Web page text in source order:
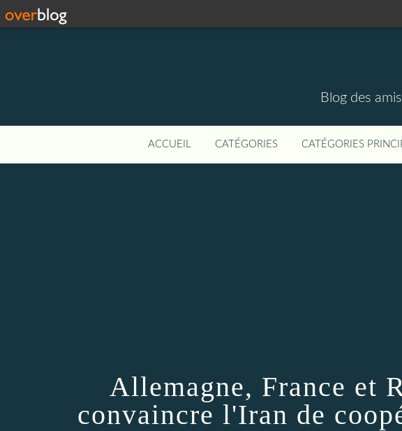
Blog des
ACCUEIL CATÉGORIES CATÉGORIES
Allemagne, France et
convaincre l'Iran de